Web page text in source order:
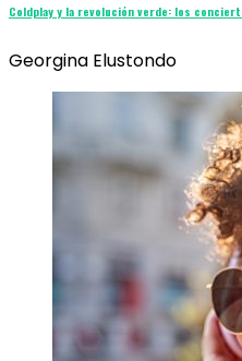
Coldplay y la revolución verde: los
Georgina Elustondo